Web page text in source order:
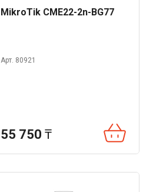
MikroTik CME22-2n-BG77
Арт. 80921
55 750 ₸